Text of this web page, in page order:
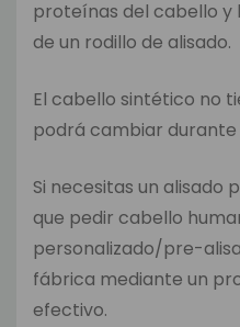
proteínas del cabello
de un rodillo de alisado.
El cabello sintético no
podrá cambiar durante
Si necesitas un alisado
que pedir cabello
personalizado/pre-
fábrica mediante un
efectivo.